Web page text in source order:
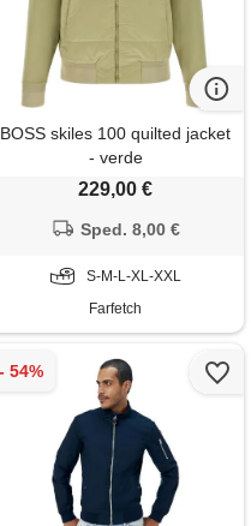
BOSS skiles 100 quilted jacket
- verde
229,00 €
Sped. 8,00 €
S-M-L-XL-XXL
Farfetch